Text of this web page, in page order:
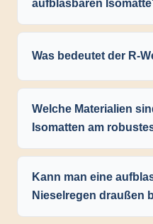
aufblasbaren
Was bedeutet der R-
Welche Materialien
Isomatten am
Kann man eine
Nieselregen draußen